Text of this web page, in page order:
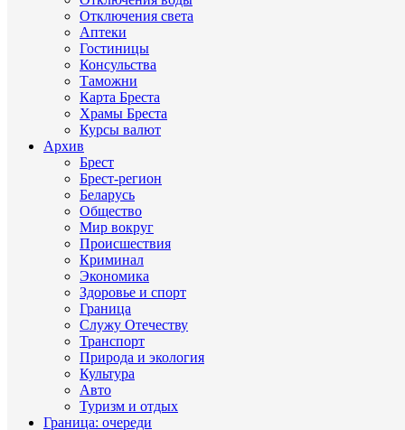
Отключения света
Аптеки
Гостиницы
Консульства
Таможни
Карта Бреста
Храмы Бреста
Курсы валют
Архив
Брест
Брест-регион
Беларусь
Общество
Мир вокруг
Происшествия
Криминал
Экономика
Здоровье и спорт
Граница
Служу Отечеству
Транспорт
Природа и экология
Культура
Авто
Туризм и отдых
Граница: очереди